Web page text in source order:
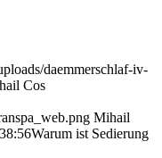
daemmerschlaf-iv-
Cos
Mihail
Warum ist Sedierung